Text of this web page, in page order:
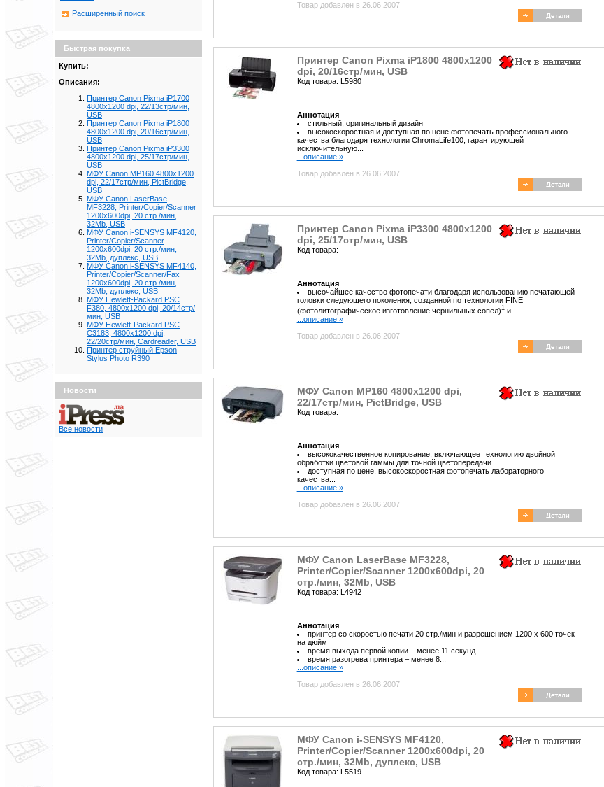
Расширенный поиск
Быстрая покупка
Купить:
Описания:
Принтер Canon Pixma iP1700
4800x1200 dpi, 22/13стр/мин,
USB
Принтер Canon Pixma iP1800
4800x1200 dpi, 20/16стр/мин,
USB
Принтер Canon Pixma iP3300
4800x1200 dpi, 25/17стр/мин,
USB
МФУ Canon MP160 4800x1200
dpi, 22/17стр/мин, PictBridge,
USB
МФУ Canon LaserBase
MF3228, Printer/Copier/Scanner
1200х600dpi, 20 стр./мин,
32Mb, USB
МФУ Canon i-SENSYS MF4120,
Printer/Copier/Scanner
1200х600dpi, 20 стр./мин,
32Mb, дуплекс, USB
МФУ Canon i-SENSYS MF4140,
Printer/Copier/Scanner/Fax
1200х600dpi, 20 стр./мин,
32Mb, дуплекс, USB
МФУ Hewlett-Packard PSC
F380, 4800x1200 dpi, 20/14стр/
мин, USB
МФУ Hewlett-Packard PSC
C3183, 4800x1200 dpi,
22/20стр/мин, Cardreader, USB
Принтер струйный Epson
Stylus Photo R390
Новости
Все новости
Товар добавлен в 26.06.2007
Принтер Canon Pixma iP1800 4800x1200
dpi, 20/16стр/мин, USB
Код товара: L5980
Аннотация
стильный, оригинальный дизайн
высокоскоростная и доступная по цене фотопечать профессионального
качества благодаря технологии ChromaLife100, гарантирующей
исключительную...
...описание »
Товар добавлен в 26.06.2007
Принтер Canon Pixma iP3300 4800x1200
dpi, 25/17стр/мин, USB
Код товара:
Аннотация
высочайшее качество фотопечати благодаря использованию печатающей
головки следующего поколения, созданной по технологии FINE
(фотолитографическое изготовление чернильных сопел)1и...
...описание »
Товар добавлен в 26.06.2007
МФУ Canon MP160 4800x1200 dpi,
22/17стр/мин, PictBridge, USB
Код товара:
Аннотация
высококачественное копирование, включающее технологию двойной
обработки цветовой гаммы для точной цветопередачи
доступная по цене, высокоскоростная фотопечать лабораторного
качества...
...описание »
Товар добавлен в 26.06.2007
МФУ Canon LaserBase MF3228,
Printer/Copier/Scanner 1200х600dpi, 20
стр./мин, 32Mb, USB
Код товара: L4942
Аннотация
принтер со скоростью печати 20 стр./мин и разрешением 1200 x 600 точек
на дюйм
время выхода первой копии – менее 11 секунд
время разогрева принтера – менее 8...
...описание »
Товар добавлен в 26.06.2007
МФУ Canon i-SENSYS MF4120,
Printer/Copier/Scanner 1200х600dpi, 20
стр./мин, 32Mb, дуплекс, USB
Код товара: L5519